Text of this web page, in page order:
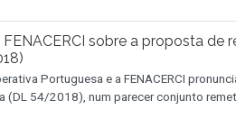
FENACERCI sobre a proposta de
Portuguesa e a FENACERCI
(DL 54/2018), num parecer conjunto